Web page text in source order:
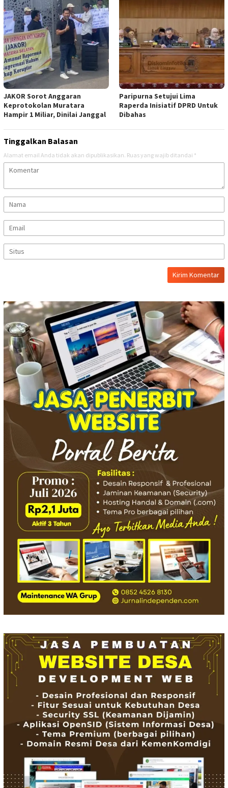
JAKOR Sorot Anggaran
Keprotokolan Muratara
Hampir 1 Miliar, Dinilai Janggal
Paripurna Setujui Lima
Raperda Inisiatif DPRD Untuk
Dibahas
Tinggalkan Balasan
Alamat email Anda tidak akan dipublikasikan. Ruas yang wajib ditandai *